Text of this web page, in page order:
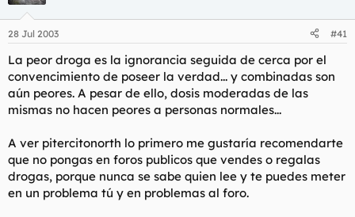
28 Jul 2003 #41
La peor droga es la ignorancia seguida de cerca por el
convencimiento de poseer la verdad... y combinadas son
aún peores. A pesar de ello, dosis moderadas de las
mismas no hacen peores a personas normales...
A ver pitercitonorth lo primero me gustaría recomendarte
que no pongas en foros publicos que vendes o regalas
drogas, porque nunca se sabe quien lee y te puedes meter
en un problema tú y en problemas al foro.